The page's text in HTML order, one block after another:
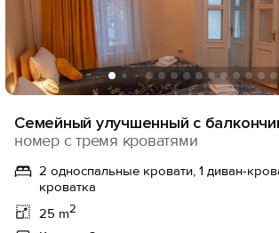
Семейный улучшенный с
номер с тремя кроватями
2 односпальные кровати, 1 диван-
кроватка
25 m2